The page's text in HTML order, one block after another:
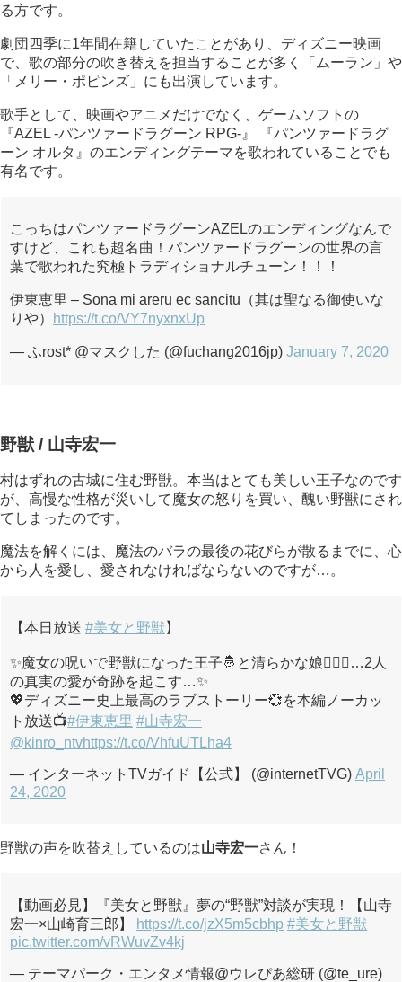
る方です。
劇団四季に1年間在籍していたことがあり、ディズニー映画
で、歌の部分の吹き替えを担当することが多く「ムーラン」や
「メリー・ポピンズ」にも出演しています。
歌手として、映画やアニメだけでなく、ゲームソフトの
『AZEL -パンツァードラグーン RPG-』 『パンツァードラグ
ーン オルタ』のエンディングテーマを歌われていることでも
有名です。
こっちはパンツァードラグーンAZELのエンディングなんで
すけど、これも超名曲！パンツァードラグーンの世界の言
葉で歌われた究極トラディショナルチューン！！！
伊東恵里 – Sona mi areru ec sancitu（其は聖なる御使いな
りや）
https://t.co/VY7nyxnxUp
— ふrost* @マスクした (@fuchang2016jp) January 7, 2020
野獣 / 山寺宏一
村はずれの古城に住む野獣。本当はとても美しい王子なのです
が、高慢な性格が災いして魔女の怒りを買い、醜い野獣にされ
てしまったのです。
魔法を解くには、魔法のバラの最後の花びらが散るまでに、心
から人を愛し、愛されなければならないのですが…。
【本日放送 #美女と野獣】
✨魔女の呪いで野獣になった王子🤴と清らかな娘👱🏻‍♀️…2人
の真実の愛が奇跡を起こす…✨
💖ディズニー史上最高のラブストーリー💞を本編ノーカッ
ト放送📺#伊東恵里 #山寺宏一
@kinro_ntvhttps://t.co/VhfuUTLha4
— インターネットTVガイド【公式】 (@internetTVG) April
24, 2020
野獣の声を吹替えしているのは山寺宏一さん！
【動画必見】『美女と野獣』夢の“野獣”対談が実現！【山寺
宏一×山崎育三郎】
https://t.co/jzX5m5cbhp #美女と野獣
pic.twitter.com/vRWuvZv4kj
— テーマパーク・エンタメ情報@ウレぴあ総研 (@te_ure)